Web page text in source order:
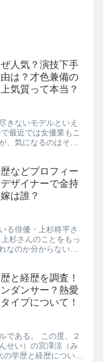
人気？演技下手
は？才色兼備の
気質って本当？
きないモデルといえ
最近では女優業もこ
、気になるのはその
歴などプロフィー
ザイナーで金持
は誰？
る俳優・上杉柊平さ
杉さんのことをもっ
なのか分からないと
と経歴を調査！
ダンサー？熱愛
イプについて！
である。 この度、２
せい）の宮澤涼（み
学歴と経歴について